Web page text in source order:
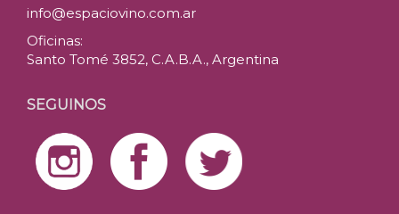
info@espaciovino.com.ar
Oficinas:
Santo Tomé 3852, C.A.B.A., Argentina
SEGUINOS